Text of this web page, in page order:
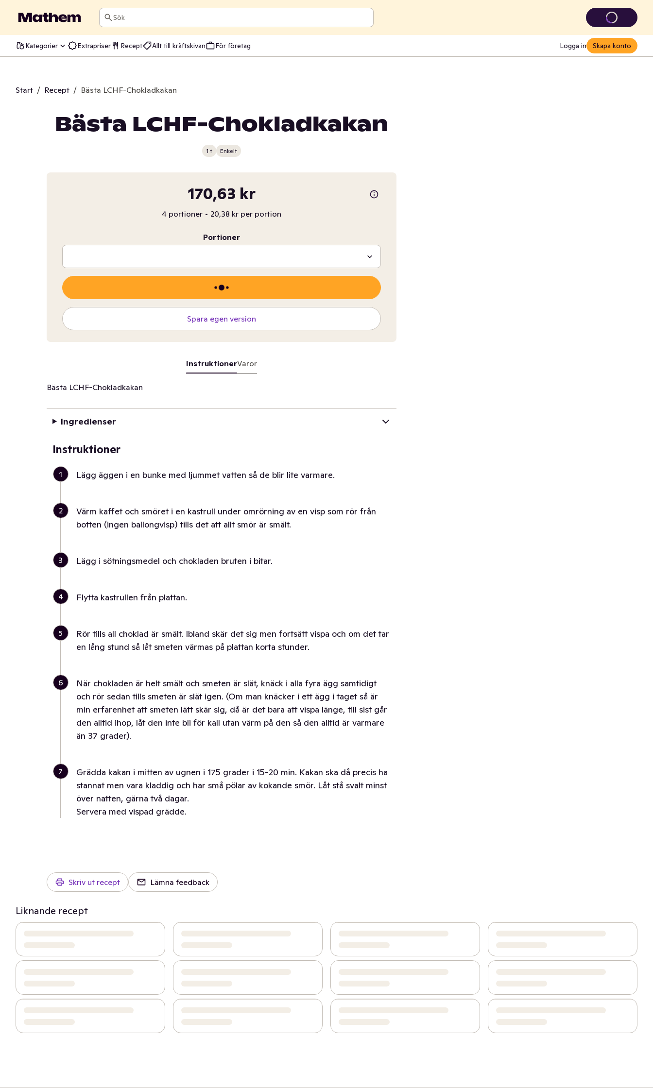
Sök
Kategorier Extrapriser Recept Allt till kräftskivan För företag Logga in Skapa konto
Start / Recept / Bästa LCHF-Chokladkakan
Bästa LCHF-Chokladkakan
1 t Enkelt
170,63 kr
4 portioner • 20,38 kr per portion
Portioner
Spara egen version
InstruktionerVaror
Bästa LCHF-Chokladkakan
Ingredienser
Instruktioner
1 Lägg äggen i en bunke med ljummet vatten så de blir lite varmare.
2
Värm kaffet och smöret i en kastrull under omrörning av en visp som rör från
botten (ingen ballongvisp) tills det att allt smör är smält.
3 Lägg i sötningsmedel och chokladen bruten i bitar.
4 Flytta kastrullen från plattan.
5
Rör tills all choklad är smält. Ibland skär det sig men fortsätt vispa och om det tar
en lång stund så låt smeten värmas på plattan korta stunder.
6
När chokladen är helt smält och smeten är slät, knäck i alla fyra ägg samtidigt
och rör sedan tills smeten är slät igen. (Om man knäcker i ett ägg i taget så är
min erfarenhet att smeten lätt skär sig, då är det bara att vispa länge, till sist går
den alltid ihop, låt den inte bli för kall utan värm på den så den alltid är varmare
än 37 grader).
7
Grädda kakan i mitten av ugnen i 175 grader i 15-20 min. Kakan ska då precis ha
stannat men vara kladdig och har små pölar av kokande smör. Låt stå svalt minst
över natten, gärna två dagar.
Servera med vispad grädde.
Skriv ut recept Lämna feedback
Liknande recept